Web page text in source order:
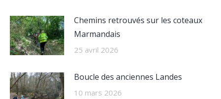
Chemins retrouvés sur les coteaux
Marmandais
25 avril 2026
Boucle des anciennes Landes
10 mars 2026